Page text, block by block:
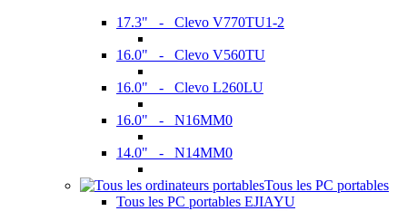
17.3" - Clevo V770TU1-2
16.0" - Clevo V560TU
16.0" - Clevo L260LU
16.0" - N16MM0
14.0" - N14MM0
Tous les PC portables
Tous les PC portables EJIAYU